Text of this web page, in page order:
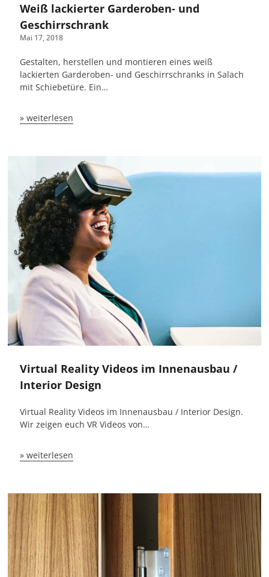
Weiß lackierter Garderoben- und
Geschirrschrank
Mai 17, 2018
Gestalten, herstellen und montieren eines weiß
lackierten Garderoben- und Geschirrschranks in Salach
mit Schiebetüre. Ein…
» weiterlesen
Virtual Reality Videos im Innenausbau /
Interior Design
Virtual Reality Videos im Innenausbau / Interior Design.
Wir zeigen euch VR Videos von…
» weiterlesen